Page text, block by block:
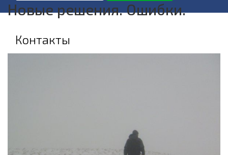
Новые решения. Ошибки.
Контакты